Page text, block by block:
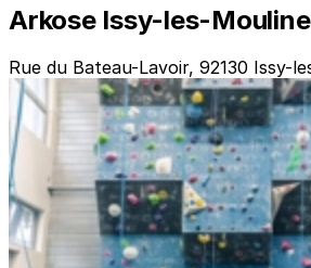
Arkose Issy-les-
Rue du Bateau-Lavoir, 92130 Issy-